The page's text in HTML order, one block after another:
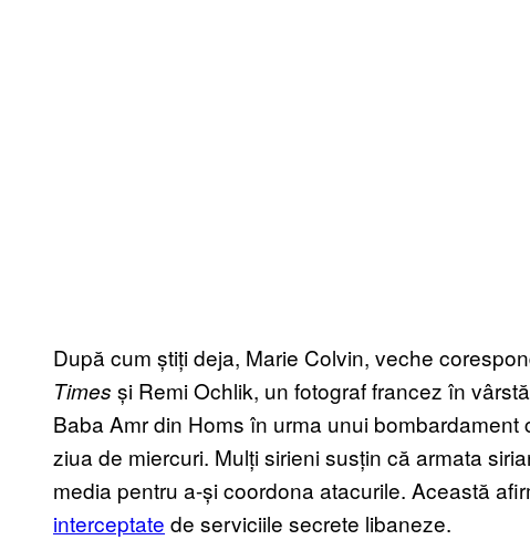
După cum știți deja, Marie Colvin, veche
Times și Remi Ochlik, un fotograf francez în
Baba Amr din Homs în urma unui
ziua de miercuri. Mulți sirieni susțin că armata
media pentru a-și coordona atacurile. Această
interceptate de serviciile secrete libaneze.